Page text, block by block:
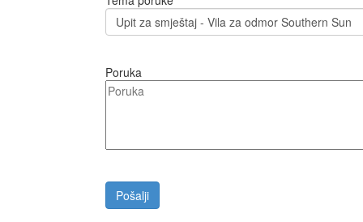
Poruka